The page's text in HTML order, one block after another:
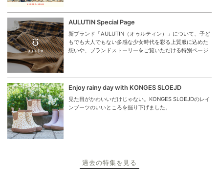
AULUTIN Special Page
新ブランド「AULUTIN（オゥルティン）」について、子ど
もでも大人でもない多感な少女時代を彩る上質服に込めた
想いや、ブランドストーリーをご覧いただける特別ページ
Enjoy rainy day with KONGES SLOEJD
見た目がかわいいだけじゃない。KONGES SLOEJDのレイ
ンブーツのいいところを掘り下げました。
過去の特集を見る